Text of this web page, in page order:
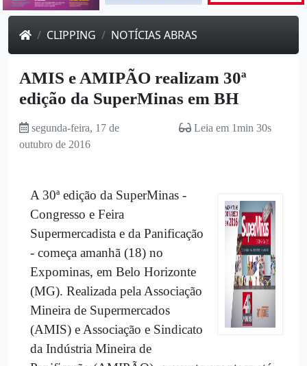
CLIPPING NOTÍCIAS ABRAS
AMIS e AMIPÃO realizam 30ª
edição da SuperMinas em BH
segunda-feira, 17 de
outubro de 2016
Leia em 1min 30s
A 30ª edição da SuperMinas -
Congresso e Feira
Supermercadista e da Panificação
- começa amanhã (18) no
Expominas, em Belo Horizonte
(MG). Realizada pela Associação
Mineira de Supermercados
(AMIS) e Associação e Sindicato
da Indústria Mineira de